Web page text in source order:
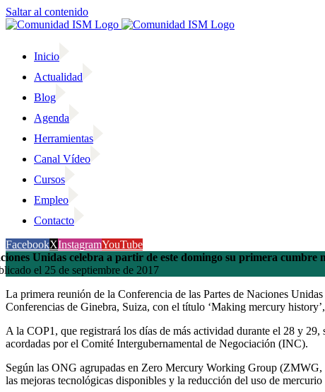
Saltar al contenido
Inicio
Actualidad
Blog
Agenda
Herramientas
Canal Vídeo
Cursos
Empleo
Contacto
FacebookXInstagramYouTube
Unidas celebra a partir de este domingo su primera cumbre
el 25 de septiembre de 2017
La primera reunión de la Conferencia de las Partes de Naciones
Conferencias de Ginebra, Suiza, con el título ‘Making mercury
A la COP1, que registrará los días de más actividad durante el 28 y
acordadas por el Comité Intergubernamental de Negociación (INC).
Según las ONG agrupadas en Zero Mercury Working Group (ZMWG,
las mejoras tecnológicas disponibles y la reducción del uso de